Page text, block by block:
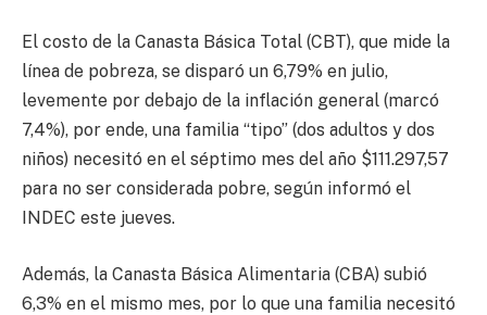
El costo de la Canasta Básica Total (CBT), que mide la
línea de pobreza, se disparó un 6,79% en julio,
levemente por debajo de la inflación general (marcó
7,4%), por ende, una familia “tipo” (dos adultos y dos
niños) necesitó en el séptimo mes del año $111.297,57
para no ser considerada pobre, según informó el
INDEC este jueves.
Además, la Canasta Básica Alimentaria (CBA) subió
6,3% en el mismo mes, por lo que una familia necesitó